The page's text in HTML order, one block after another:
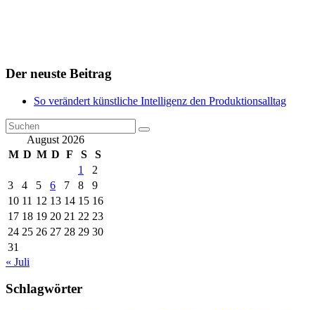
Der neuste Beitrag
So verändert künstliche Intelligenz den Produktionsalltag
August 2026
M D M D F S
S
1
2
3
4 5 6 7 8
9
10 11 12 13 14 15 16
17 18 19 20 21 22 23
24 25 26 27 28 29 30
31
« Juli
Schlagwörter